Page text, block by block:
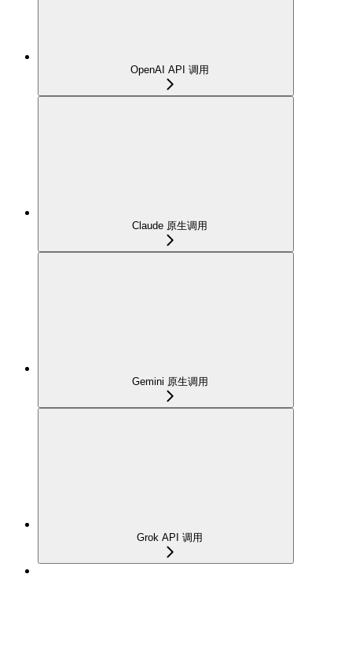
OpenAI API 调用
Claude 原生调用
Gemini 原生调用
Grok API 调用